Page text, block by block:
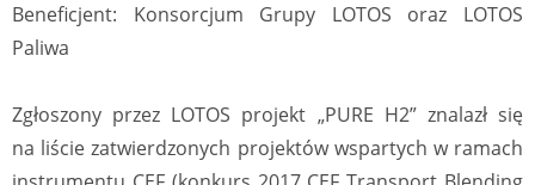
Beneficjent: Konsorcjum Grupy LOTOS oraz LOTOS
Paliwa
Zgłoszony przez LOTOS projekt „PURE H2” znalazł się
na liście zatwierdzonych projektów wspartych w ramach